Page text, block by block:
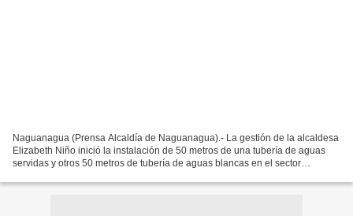
Naguanagua (Prensa Alcaldía de Naguanagua).- La gestión de la alcaldesa
Elizabeth Niño inició la instalación de 50 metros de una tubería de aguas
servidas y otros 50 metros de tubería de aguas blancas en el sector